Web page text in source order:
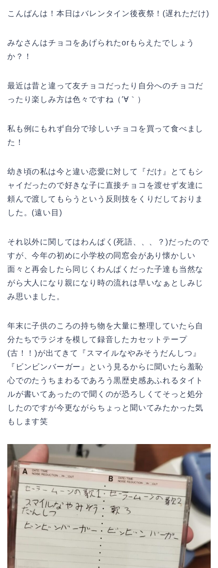
こんばんは！本日はバレンタイン後夜祭！(遅れただけ)
みなさんはチョコをあげられたorもらえたでしょう
か？！
最近は昔と違って友チョコだったり自分へのチョコだ
ったり楽しみ方は色々ですね（′∀｀）
私も例にもれず自分で珍しいチョコを買って食べまし
た！
幼き頃の私は今と違い恋愛に対して『だけ』とてもシ
ャイだったので好きな子に直接チョコを渡せず友達に
頼んで渡してもらうという反則技をくりだしておりま
した。(遠い目)
それ以外に関してはわんぱく(死語、、、？)だったので
すが、今年の初めに小学校の同窓会があり懐かしい
面々と再会したら同じくわんぱくだった子達も当然な
がら大人になり親になり時の流れは早いなぁとしみじ
み思いました。
年末に子供のころの持ち物を大量に整理していたら自
分たちでラジオを模して録音したカセットテープ
(古！！)が出てきて『スマイルなやみそうだんしつ』
『ビンビンバーガー』という見るからに聞いたら羞恥
心でのたうちまわるであろう黒歴史感あふれるタイト
ルが書いてあったので聞くのが恐ろしくてそっと処分
したのですが今更ながらちょっと聞いてみたかった気
もします笑